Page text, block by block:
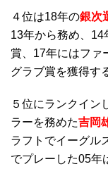
４位は18年の銀次
13年から務め、14
賞、17年にはファ
グラブ賞を獲得す
５位にランクイン
ラーを務めた吉岡
ラフトでイーグル
でプレーした05年